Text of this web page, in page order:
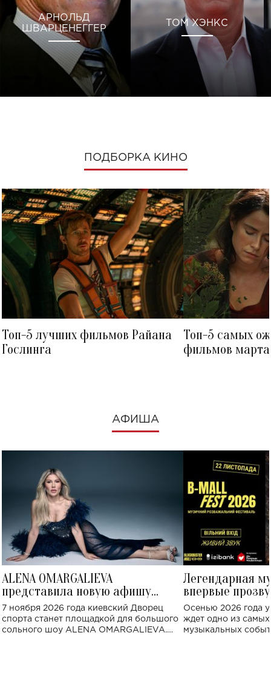
АРНОЛЬД
ШВАРЦЕНЕГГЕР
ТОМ ХЭНКС
ПОДБОРКА КИНО
Топ-5 лучших фильмов Райана
Гослинга
Топ-5 самых
фильмов
АФИША
ALENA OMARGALIEVA
представила новую афишу
большого концерта во Дворце
спорта
7 ноября 2026 года киевский Дворец
спорта станет площадкой для большого
сольного шоу ALENA OMARGALIEVA.
Легендарная
впервые
Украине: где
Осенью 2026 года
ждет одно из
музыкальных